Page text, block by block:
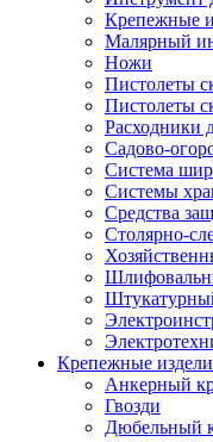
Крепежные
Малярный
Ножи
Пистолеты
Пистолеты
Расходники
Садово-
Система
Системы
Средства
Столярно-
Крепежные
Анкерный
Гвозди
Дюбельный